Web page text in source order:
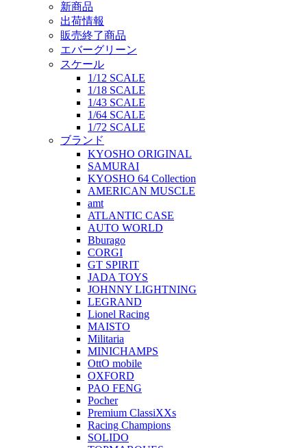
新商品
出荷情報
販売終了商品
エバーグリーン
スケール
1/12 SCALE
1/18 SCALE
1/43 SCALE
1/64 SCALE
1/72 SCALE
ブランド
KYOSHO ORIGINAL
SAMURAI
KYOSHO 64 Collection
AMERICAN MUSCLE
amt
ATLANTIC CASE
AUTO WORLD
Bburago
CORGI
GT SPIRIT
JADA TOYS
JOHNNY LIGHTNING
LEGRAND
Lionel Racing
MAISTO
Militaria
MINICHAMPS
OttO mobile
OXFORD
PAO FENG
Pocher
Premium ClassiXXs
Racing Champions
SOLIDO